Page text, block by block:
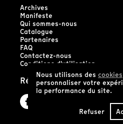
Nous utilisons des cookies
personnaliser votre
la performance du site.
Refuser
Archives
Manifeste
Qui sommes-nous
Catalogue
Partenaires
FAQ
Contactez-nous
Conditions d'utilisation
Réseaux sociaux